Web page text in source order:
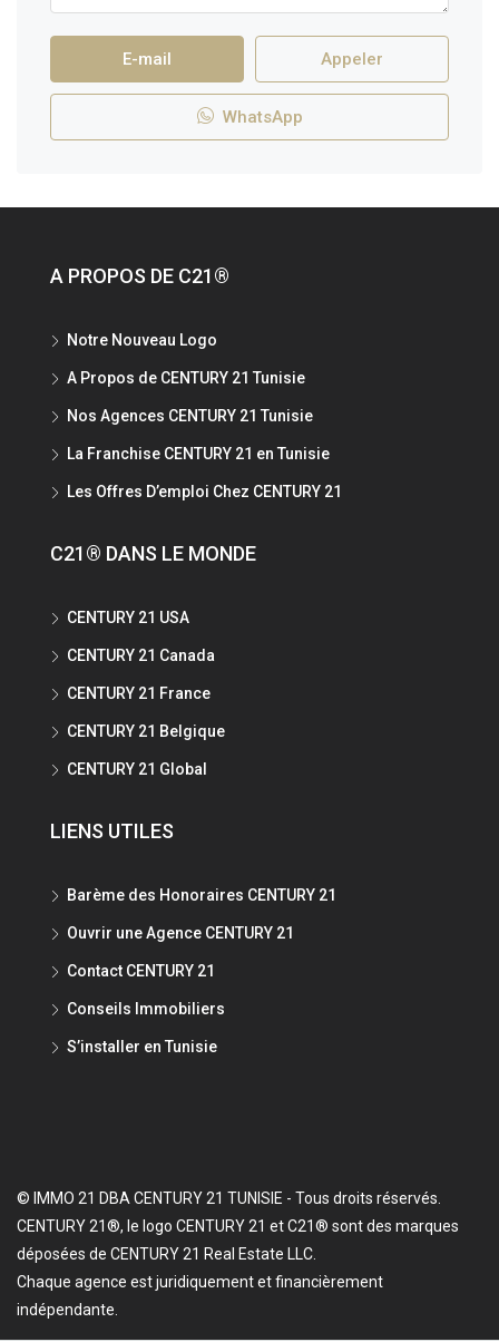
E-mail Appeler
WhatsApp
A PROPOS DE C21®
Notre Nouveau Logo
A Propos de CENTURY 21 Tunisie
Nos Agences CENTURY 21 Tunisie
La Franchise CENTURY 21 en Tunisie
Les Offres D’emploi Chez CENTURY 21
C21® DANS LE MONDE
CENTURY 21 USA
CENTURY 21 Canada
CENTURY 21 France
CENTURY 21 Belgique
CENTURY 21 Global
LIENS UTILES
Barème des Honoraires CENTURY 21
Ouvrir une Agence CENTURY 21
Contact CENTURY 21
Conseils Immobiliers
S’installer en Tunisie
© IMMO 21 DBA CENTURY 21 TUNISIE - Tous droits réservés.
CENTURY 21®, le logo CENTURY 21 et C21® sont des marques
déposées de CENTURY 21 Real Estate LLC.
Chaque agence est juridiquement et financièrement
indépendante.